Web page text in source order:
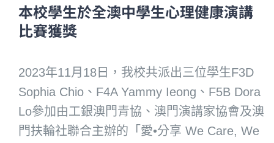
本校學生於全澳中學生心理健康演講
比賽獲獎
2023年11月18日，我校共派出三位學生F3D
Sophia Chio、F4A Yammy Ieong、F5B Dora
Lo參加由工銀澳門青協、澳門演講家協會及澳
門扶輪社聯合主辦的「愛•分享 We Care, We